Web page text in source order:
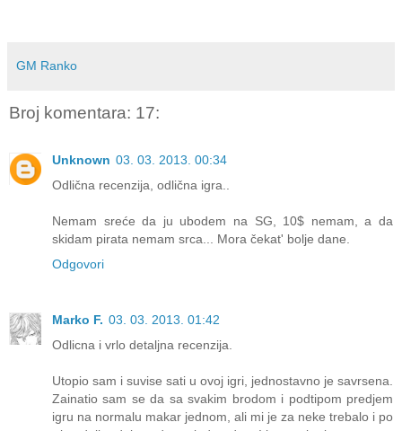
GM Ranko
Broj komentara: 17:
Unknown 03. 03. 2013. 00:34
Odlična recenzija, odlična igra..
Nemam sreće da ju ubodem na SG, 10$ nemam, a da
skidam pirata nemam srca... Mora čekat' bolje dane.
Odgovori
Marko F. 03. 03. 2013. 01:42
Odlicna i vrlo detaljna recenzija.
Utopio sam i suvise sati u ovoj igri, jednostavno je savrsena.
Zainatio sam se da sa svakim brodom i podtipom predjem
igru na normalu makar jednom, ali mi je za neke trebalo i po